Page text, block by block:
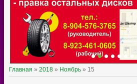
Главная » 2018 » Ноябрь » 15